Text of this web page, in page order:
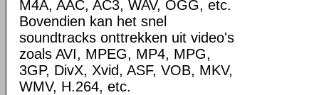
M4A, AAC, AC3, WAV, OGG, etc.
Bovendien kan het snel
soundtracks onttrekken uit video's
zoals AVI, MPEG, MP4, MPG,
3GP, DivX, Xvid, ASF, VOB, MKV,
WMV, H.264, etc.